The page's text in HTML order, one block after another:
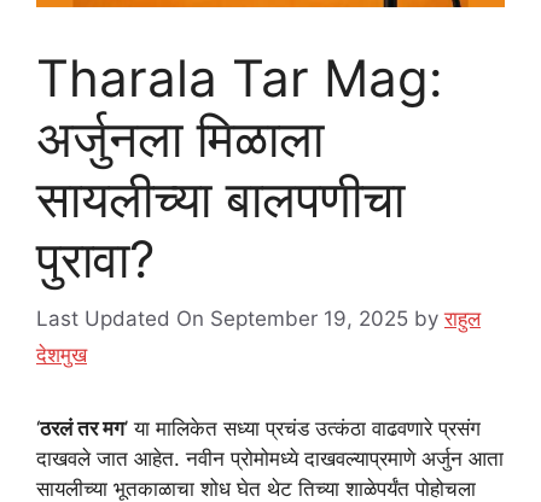
Tharala Tar Mag:
अर्जुनला मिळाला
सायलीच्या बालपणीचा
पुरावा?
Last Updated On September 19, 2025 byराहुल
देशमुख
‘ठरलं तर मग’ या मालिकेत सध्या प्रचंड उत्कंठा वाढवणारे प्रसंग
दाखवले जात आहेत. नवीन प्रोमोमध्ये दाखवल्याप्रमाणे अर्जुन आता
सायलीच्या भूतकाळाचा शोध घेत थेट तिच्या शाळेपर्यंत पोहोचला